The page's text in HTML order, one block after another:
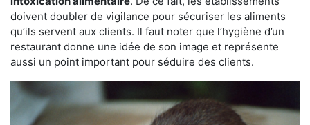
doivent doubler de vigilance pour sécuriser les aliments
qu’ils servent aux clients. Il faut noter que l’hygiène d’un
restaurant donne une idée de son image et représente
aussi un point important pour séduire des clients.